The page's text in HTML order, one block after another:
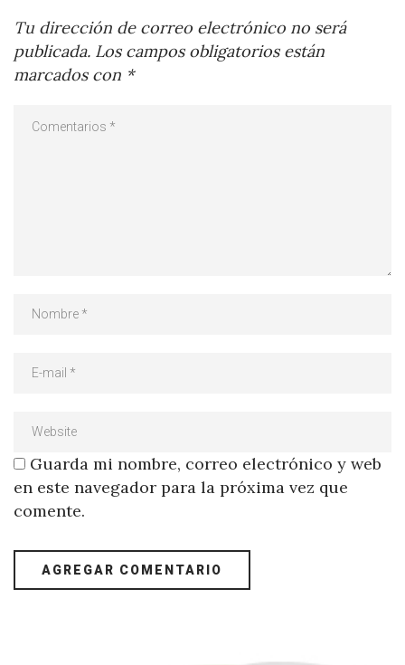
Tu dirección de correo electrónico no será
publicada. Los campos obligatorios están
marcados con *
Guarda mi nombre, correo electrónico y web
en este navegador para la próxima vez que
comente.